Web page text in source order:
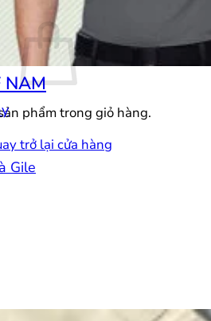
Giỏ hàng
phẩm trong giỏ hàng.
trở lại cửa hàng
NAM
Gile